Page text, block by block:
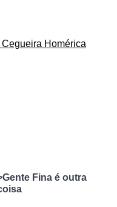
Homérica
Fina é outra